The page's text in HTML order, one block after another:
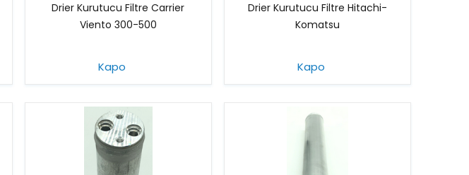
Drier Kurutucu Filtre Carrier
Viento 300-500
Kapo
Drier Kurutucu Filtre Hitachi-
Komatsu
Kapo